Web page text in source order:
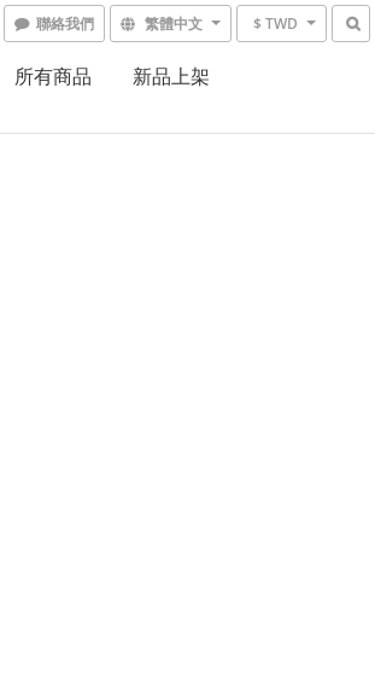
聯絡我們 繁體中文 $ TWD
所有商品 新品上架